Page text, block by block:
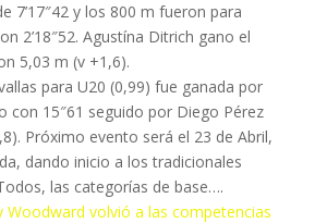
7’17″42 y los 800 m fueron para
2’18″52. Agustína Ditrich gano el
5,03 m (v +1,6).
para U20 (0,99) fue ganada por
con 15″61 seguido por Diego Pérez
Próximo evento será el 23 de Abril,
dando inicio a los tradicionales
las categorías de base….
Woodward volvió a las competencias